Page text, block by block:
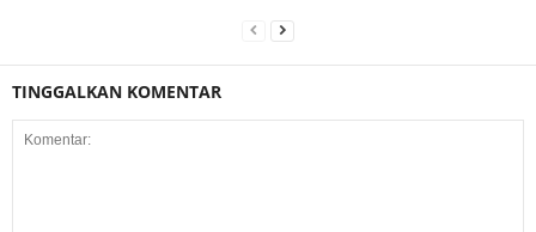
TINGGALKAN KOMENTAR